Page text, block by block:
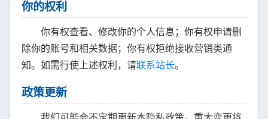
你的权利
你有权查看、修改你的个人信息；你有权申请删
除你的账号和相关数据；你有权拒绝接收营销类通
知。如需行使上述权利，请联系站长。
政策更新